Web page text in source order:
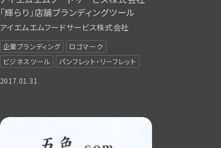
「輝らり」店舗ブランディングツール
アイエムエムフードサービス株式会社
企業ブランディング
ロゴマーク
ビジネスツール
パンフレット・リーフレット
2017.01.31